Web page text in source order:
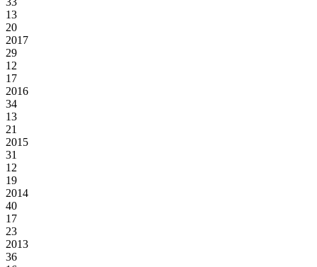
13
20
2017
29
12
17
2016
34
13
21
2015
31
12
19
2014
40
17
23
2013
36